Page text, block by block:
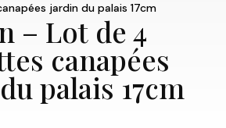
jardin du palais 17cm
– Lot de 4
canapées
palais 17cm